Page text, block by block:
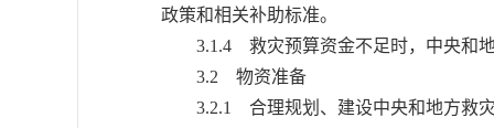
政策和相关补助标准。
3.1.4 救灾预算资金不足时，中央和地
3.2 物资准备
3.2.1 合理规划、建设中央和地方救灾